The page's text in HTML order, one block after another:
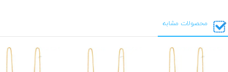
محصولات مشابه